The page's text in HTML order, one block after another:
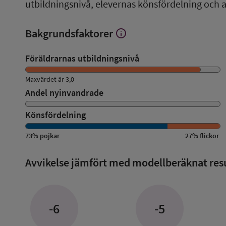
utbildningsnivå, elevernas könsfördelning och
Bakgrundsfaktorer Visa
Bakgrundsfaktorer
info
Föräldrarnas utbildningsnivå
Maxvärdet är 3,0
Andel nyinvandrade
Könsfördelning
73% pojkar 27%flickor
Avvikelse jämfört med modellberäknat
-6 -5